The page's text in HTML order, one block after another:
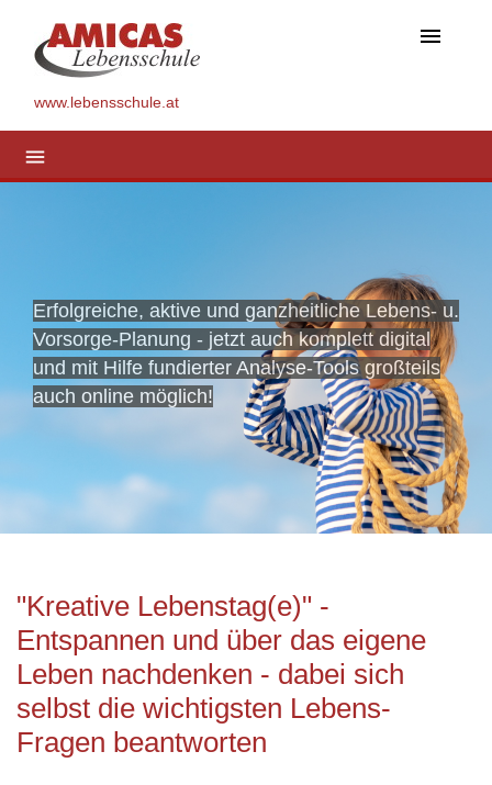
menu
www.lebensschule.at
menu
Erfolgreiche, aktive und ganzheitliche Lebens- u.
Vorsorge-Planung - jetzt auch komplett digital
und mit Hilfe fundierter Analyse-Tools großteils
auch online möglich!
"Kreative Lebenstag(e)" -
Entspannen und über das eigene
Leben nachdenken - dabei sich
selbst die wichtigsten Lebens-
Fragen beantworten